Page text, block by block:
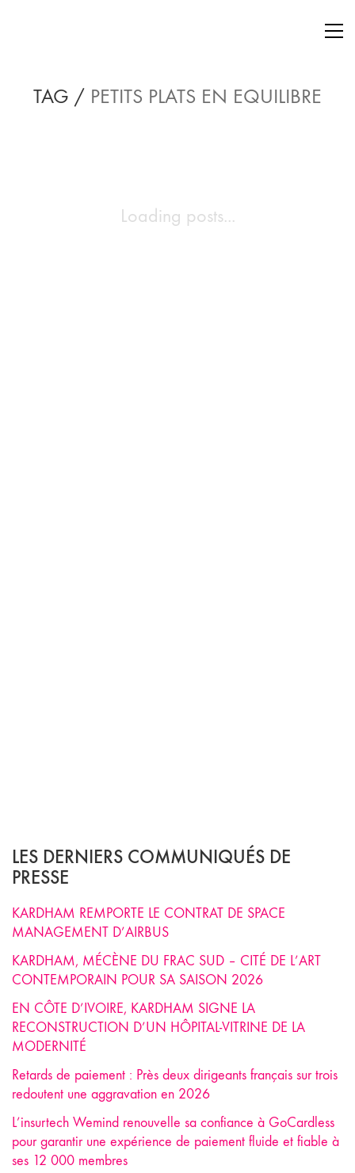
TAG / PETITS PLATS EN EQUILIBRE
Loading posts...
LES DERNIERS COMMUNIQUÉS DE
PRESSE
KARDHAM REMPORTE LE CONTRAT DE SPACE
MANAGEMENT D’AIRBUS
KARDHAM, MÉCÈNE DU FRAC SUD – CITÉ DE L’ART
CONTEMPORAIN POUR SA SAISON 2026
EN CÔTE D’IVOIRE, KARDHAM SIGNE LA
RECONSTRUCTION D’UN HÔPITAL-VITRINE DE LA
MODERNITÉ
Retards de paiement : Près deux dirigeants français sur trois
redoutent une aggravation en 2026
L’insurtech Wemind renouvelle sa confiance à GoCardless
pour garantir une expérience de paiement fluide et fiable à
ses 12 000 membres